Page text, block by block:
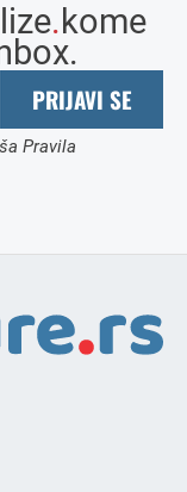
.kome
PRIJAVI SE
Pravila